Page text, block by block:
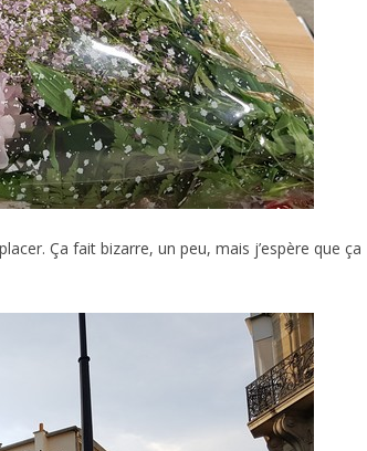
Ça fait bizarre, un peu, mais j’espère que ça